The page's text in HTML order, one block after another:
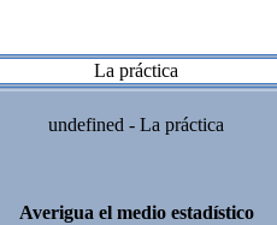
La práctica
undefined - La práctica
Averigua el medio estadístico